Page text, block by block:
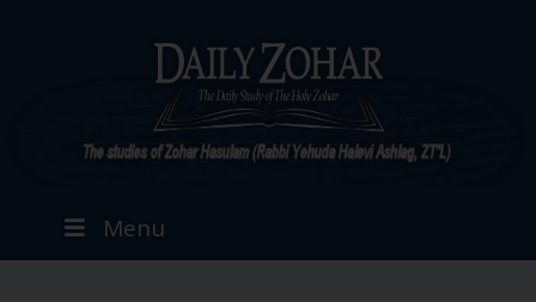
Menu